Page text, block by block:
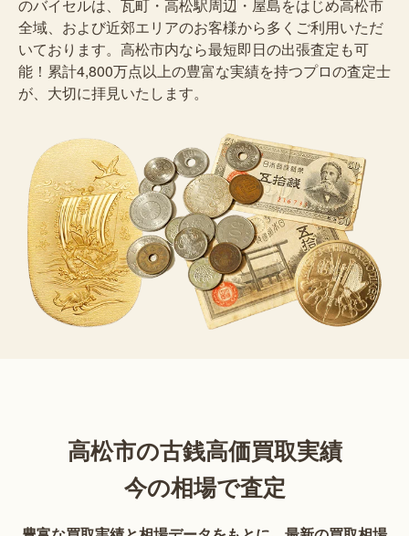
のバイセルは、瓦町・高松駅周辺・屋島をはじめ高松市
全域、および近郊エリアのお客様から多くご利用いただ
いております。高松市内なら最短即日の出張査定も可
能！累計4,800万点以上の豊富な実績を持つプロの査定士
が、大切に拝見いたします。
高松市の古銭高価買取実績
今の相場で査定